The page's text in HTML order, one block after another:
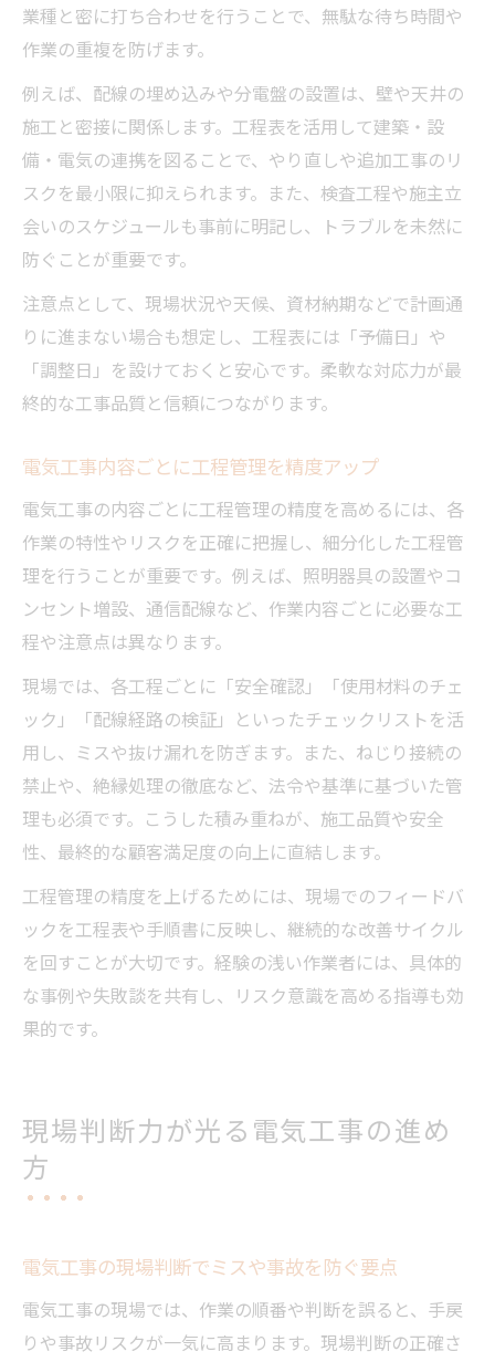
業種と密に打ち合わせを行うことで、無駄な待ち時間や
作業の重複を防げます。
例えば、配線の埋め込みや分電盤の設置は、壁や天井の
施工と密接に関係します。工程表を活用して建築・設
備・電気の連携を図ることで、やり直しや追加工事のリ
スクを最小限に抑えられます。また、検査工程や施主立
会いのスケジュールも事前に明記し、トラブルを未然に
防ぐことが重要です。
注意点として、現場状況や天候、資材納期などで計画通
りに進まない場合も想定し、工程表には「予備日」や
「調整日」を設けておくと安心です。柔軟な対応力が最
終的な工事品質と信頼につながります。
電気工事内容ごとに工程管理を精度アップ
電気工事の内容ごとに工程管理の精度を高めるには、各
作業の特性やリスクを正確に把握し、細分化した工程管
理を行うことが重要です。例えば、照明器具の設置やコ
ンセント増設、通信配線など、作業内容ごとに必要な工
程や注意点は異なります。
現場では、各工程ごとに「安全確認」「使用材料のチェ
ック」「配線経路の検証」といったチェックリストを活
用し、ミスや抜け漏れを防ぎます。また、ねじり接続の
禁止や、絶縁処理の徹底など、法令や基準に基づいた管
理も必須です。こうした積み重ねが、施工品質や安全
性、最終的な顧客満足度の向上に直結します。
工程管理の精度を上げるためには、現場でのフィードバ
ックを工程表や手順書に反映し、継続的な改善サイクル
を回すことが大切です。経験の浅い作業者には、具体的
な事例や失敗談を共有し、リスク意識を高める指導も効
果的です。
現場判断力が光る電気工事の進め
方
電気工事の現場判断でミスや事故を防ぐ要点
電気工事の現場では、作業の順番や判断を誤ると、手戻
りや事故リスクが一気に高まります。現場判断の正確さ